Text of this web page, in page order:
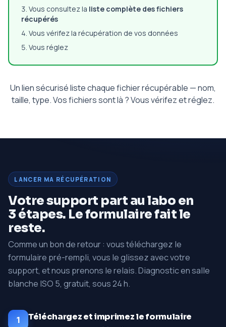
Vous consultez la liste complète des fichiers
récupérés
Vous vérifez la récupération de vos données
Vous réglez
Un lien sécurisé liste chaque fichier récupérable — nom,
taille, type. Vos fichiers sont là ? Vous vérifez et réglez.
LANCER MA RÉCUPÉRATION
Votre support part au labo en
3 étapes. Le formulaire fait le
reste.
Comme un bon de retour : vous téléchargez le
formulaire pré-rempli, vous le glissez avec votre
support, et nous prenons le relais. Diagnostic en salle
blanche ISO 5, gratuit, sous 24 h.
1 Téléchargez et imprimez le formulaire